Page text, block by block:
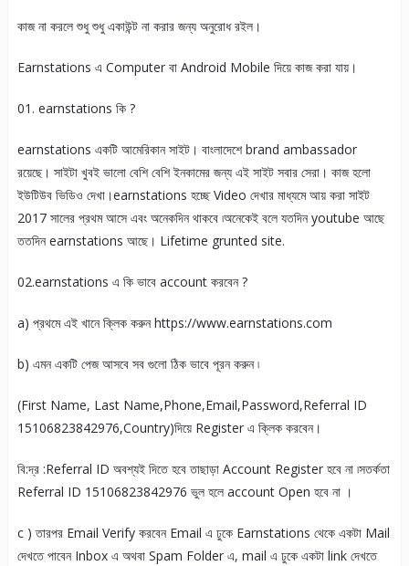
কাজ না করলে শুধু শুধু একাউন্ট না করার জন্য অনুরোধ রইল।
Earnstations এ Computer বা Android Mobile দিয়ে কাজ করা যায়।
01. earnstations কি ?
earnstations একটি আমেরিকান সাইট। বাংলাদেশে brand ambassador
রয়েছে। সাইটা খুবই ভালো বেশি বেশি ইনকামের জন্য এই সাইট সবার সেরা। কাজ হলো
ইউটিউব ভিডিও দেখা।earnstations হচ্ছে Video দেখার মাধ্যমে আয় করা সাইট
2017 সালের প্রথম আসে এবং অনেকদিন থাকবে ৷অনেকেই বলে যতদিন youtube আছে
ততদিন earnstations আছে। Lifetime grunted site.
02.earnstations এ কি ভাবে account করবেন ?
a) প্রথমে এই খানে ক্লিক করুন https://www.earnstations.com
b) এমন একটি পেজ আসবে সব গুলো ঠিক ভাবে পূরন করুন ৷
(First Name, Last Name,Phone,Email,Password,Referral ID
15106823842976,Country)দিয়ে Register এ ক্লিক করবেন।
বি:দ্র :Referral ID অবশ্যই দিতে হবে তাছাড়া Account Register হবে না ৷সতর্কতা
Referral ID 15106823842976 ভুল হলে account Open হবে না ।
c ) তারপর Email Verify করবেন Email এ ঢুকে Earnstations থেকে একটা Mail
দেখতে পাবেন Inbox এ অথবা Spam Folder এ, mail এ ঢুকে একটা link দেখতে